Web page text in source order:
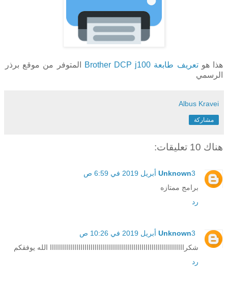
هذا هوتعريف طابعة Brother DCP j100
المتوفر من موقع برذر
الرسمي
Albus Kravei
مشاركة
هناك 10 تعليقات:
Unknown3 أبريل 2019 في 6:59 ص
برامج ممتازه
رد
Unknown3 أبريل 2019 في 10:26 ص
شكراااااااااااااااااااااااااااااااااااااااااااااااااااااااااااااااااا الله يوفقكم
رد